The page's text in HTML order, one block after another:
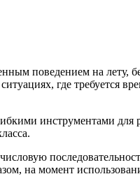
поведением на лету,
где требуется
инструментами
на момент